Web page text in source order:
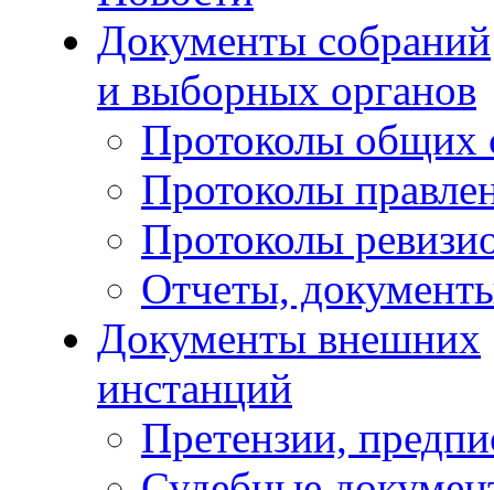
Документы собраний
и выборных органов
Протоколы общих
Протоколы
Протоколы
Отчеты,
Документы внешних
инстанций
Претензии,